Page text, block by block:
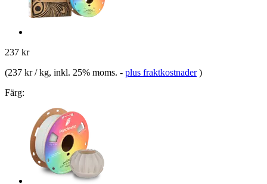
237 kr
(237 kr / kg, inkl. 25% moms. - plus fraktkostnader )
Färg: